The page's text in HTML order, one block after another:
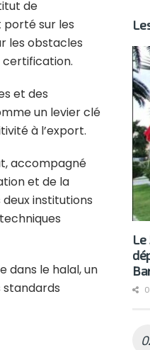
de
porté sur les
les obstacles
certification.
et des
un levier clé
à l’export.
accompagné
et de la
institutions
dans le halal, un
standards
Le